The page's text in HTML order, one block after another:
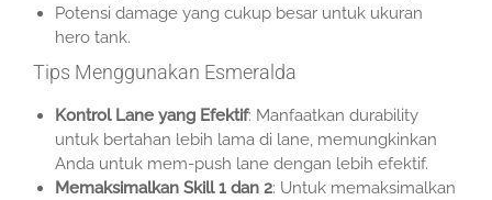
Potensi damage yang cukup besar untuk ukuran
hero tank.
Tips Menggunakan Esmeralda
Kontrol Lane yang Efektif: Manfaatkan durability
untuk bertahan lebih lama di lane, memungkinkan
Anda untuk mem-push lane dengan lebih efektif.
Memaksimalkan Skill 1 dan 2: Untuk memaksimalkan